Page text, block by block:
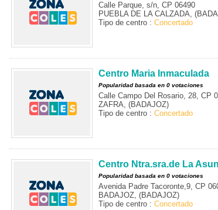
Calle Parque, s/n, CP 06490
PUEBLA DE LA CALZADA,
Tipo de centro : Concertado
Centro Maria Inmaculada
Popularidad basada en 0 votaciones
Calle Campo Del Rosario, 28, CP
ZAFRA, (BADAJOZ)
Tipo de centro : Concertado
Centro Ntra.sra.de La
Popularidad basada en 0 votaciones
Avenida Padre Tacoronte,9, CP
BADAJOZ, (BADAJOZ)
Tipo de centro : Concertado